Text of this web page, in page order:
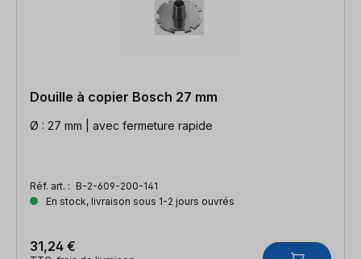
Douille à copier Bosch 27 mm
Ø : 27 mm | avec fermeture rapide
Réf. art. : B-2-609-200-141
En stock, livraison sous 1-2 jours ouvrés
31,24 €